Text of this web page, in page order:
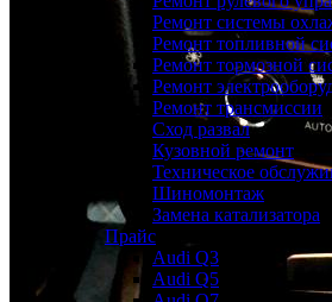
Ремонт системы
Ремонт топливной
Ремонт тормозной
Ремонт
Ремонт трансмиссии
Сход развал
Кузовной ремонт
Техническое
Шиномонтаж
Замена катализатора
Прайс
Audi Q3
Audi Q5